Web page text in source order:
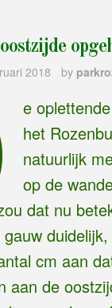
2018 by
e
het
natuurlijk
op de
dat nu
cm aan
aan de